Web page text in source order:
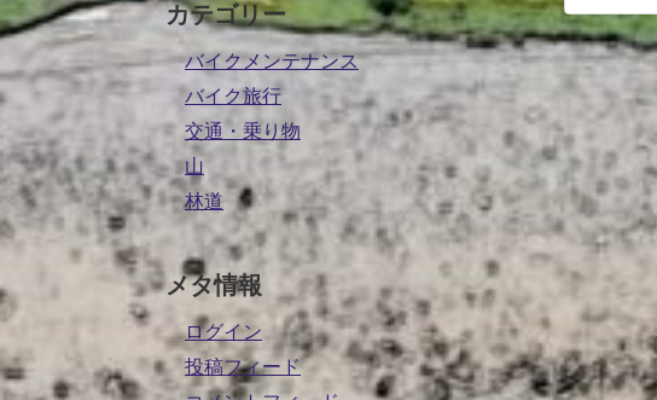
カテゴリー
バイクメンテナンス
バイク旅行
交通・乗り物
山
林道
メタ情報
ログイン
投稿フィード